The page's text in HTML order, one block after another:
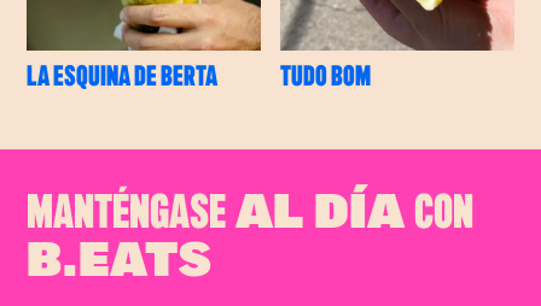
LA ESQUINA DE BERTA TUDO BOM
MANTÉNGASE AL DÍA CON
B.EATS